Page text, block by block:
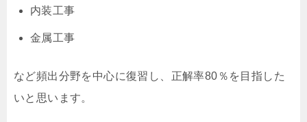
内装工事
金属工事
など頻出分野を中心に復習し、正解率80％を目指した
いと思います。